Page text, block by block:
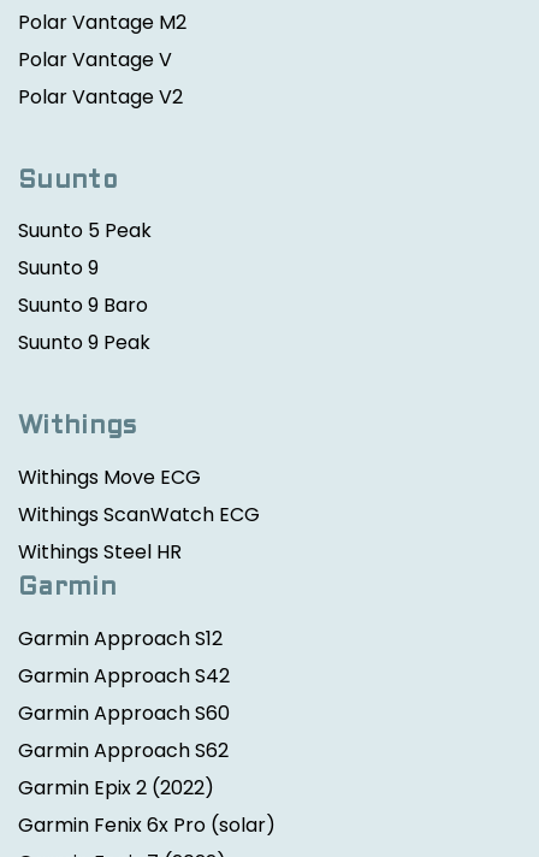
Polar Vantage M2
Polar Vantage V
Polar Vantage V2
Suunto
Suunto 5 Peak
Suunto 9
Suunto 9 Baro
Suunto 9 Peak
Withings
Withings Move ECG
Withings ScanWatch ECG
Withings Steel HR
Garmin
Garmin Approach S12
Garmin Approach S42
Garmin Approach S60
Garmin Approach S62
Garmin Epix 2 (2022)
Garmin Fenix 6x Pro (solar)